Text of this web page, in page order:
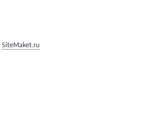
SiteMaket.ru